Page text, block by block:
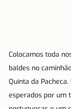
Colocamos toda
baldes no
Quinta da
esperados por um